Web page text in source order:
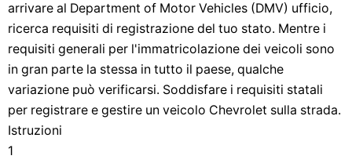
arrivare al Department of Motor Vehicles (DMV) ufficio,
ricerca requisiti di registrazione del tuo stato. Mentre i
requisiti generali per l'immatricolazione dei veicoli sono
in gran parte la stessa in tutto il paese, qualche
variazione può verificarsi. Soddisfare i requisiti statali
per registrare e gestire un veicolo Chevrolet sulla strada.
Istruzioni
1